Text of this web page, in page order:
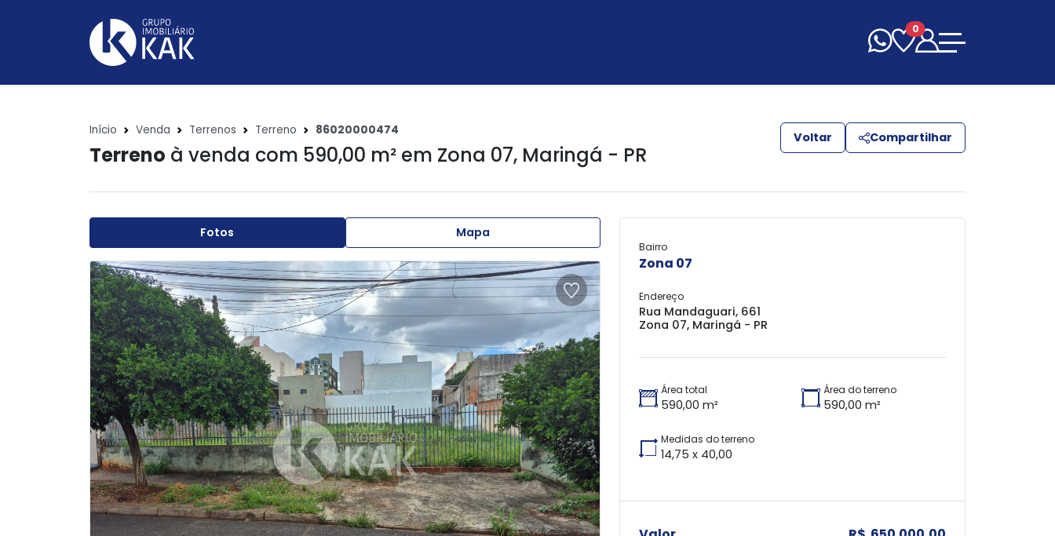
0
Início Venda Terrenos Terreno 86020000474
Terreno à venda com 590,00 m² em Zona 07, Maringá - PR
Voltar Compartilhar
Fotos Mapa
Bairro
Zona 07
Endereço
Rua Mandaguari, 661
Zona 07, Maringá - PR
Área total
590,00 m²
Área do terreno
590,00 m²
Medidas do terreno
14,75 x 40,00